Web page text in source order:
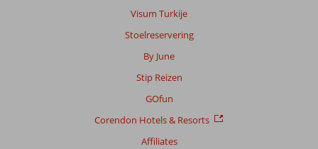
Visum Turkije
Stoelreservering
By June
Stip Reizen
GOfun
Corendon Hotels & Resorts
Affiliates